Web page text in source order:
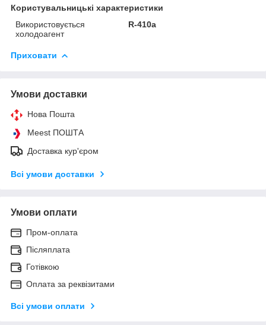
Користувальницькі характеристики
Використовується
холодоагент
R-410a
Приховати
Умови доставки
Нова Пошта
Meest ПОШТА
Доставка кур'єром
Всі умови доставки
Умови оплати
Пром-оплата
Післяплата
Готівкою
Оплата за реквізитами
Всі умови оплати